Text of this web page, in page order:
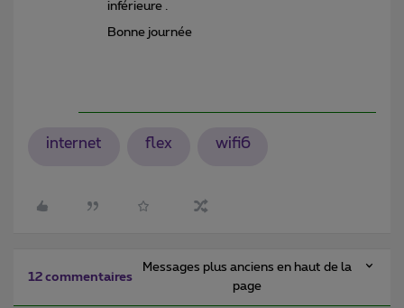
inférieure .
Bonne journée
internet flex wifi6
12 commentaires
Messages plus anciens en haut de la
page